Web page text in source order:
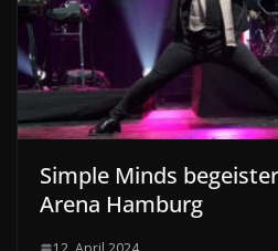
Simple Minds
Arena Hamburg